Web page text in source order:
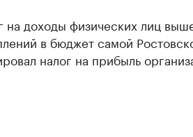
на доходы физических лиц
в бюджет самой
налог на прибыль